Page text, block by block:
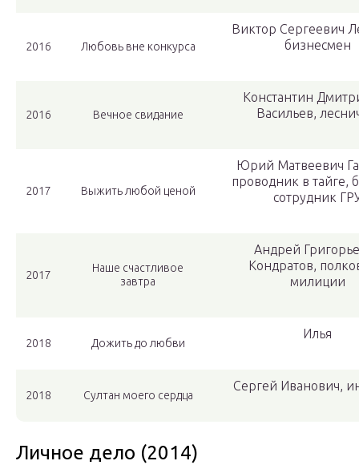
2016 Любовь вне конкурса
Виктор Сергеевич
бизнесмен
2016 Вечное свидание
Константин
Васильев,
2017 Выжить любой ценой
Юрий Матвеевич
проводник в тайге,
сотрудник
2017
Наше счастливое
завтра
Андрей
Кондратов,
милиции
2018 Дожить до любви
Илья
2018 Султан моего сердца
Сергей Иванович,
Личное дело (2014)